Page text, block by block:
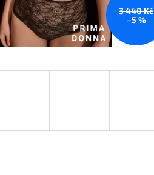
3 440 Kč
–5 %